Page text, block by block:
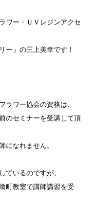
ワー・ＵＶレジンアクセ
ー」の三上美幸です！
ラワー協会の資格は、
のセミナーを受講して頂
になれません。
ているのですが、
町教室で講師講習を受